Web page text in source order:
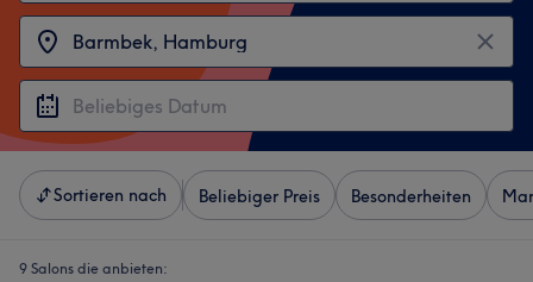
Sortieren nach Beliebiger Preis Besonderheiten
9 Salons die anbieten: